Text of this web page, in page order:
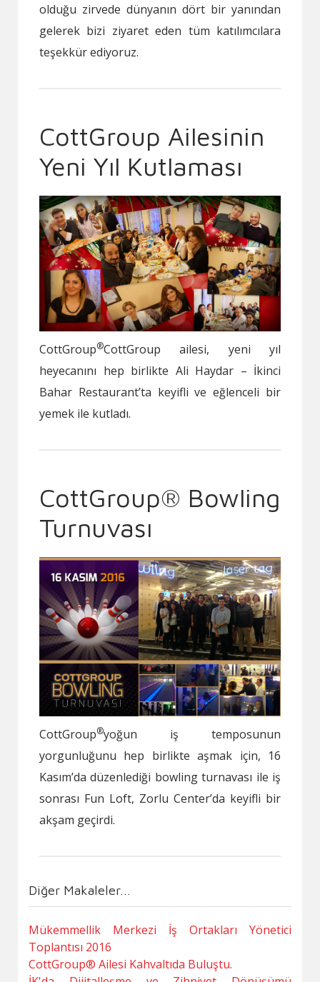
olduğu zirvede dünyanın dört bir yanından
gelerek bizi ziyaret eden tüm katılımcılara
teşekkür ediyoruz.
CottGroup Ailesinin
Yeni Yıl Kutlaması
CottGroup®CottGroup ailesi, yeni yıl
heyecanını hep birlikte Ali Haydar – İkinci
Bahar Restaurant’ta keyifli ve eğlenceli bir
yemek ile kutladı.
CottGroup® Bowling
Turnuvası
CottGroup®yoğun iş temposunun
yorgunluğunu hep birlikte aşmak için, 16
Kasım’da düzenlediği bowling turnavası ile iş
sonrası Fun Loft, Zorlu Center’da keyifli bir
akşam geçirdi.
Diğer Makaleler...
Mükemmellik Merkezi İş Ortakları Yönetici
Toplantısı 2016
CottGroup® Ailesi Kahvaltıda Buluştu.